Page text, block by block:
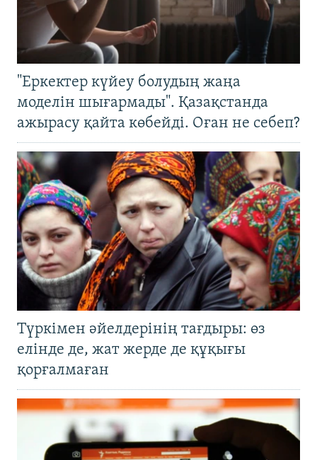
"Еркектер күйеу болудың жаңа
моделін шығармады". Қазақстанда
ажырасу қайта көбейді. Оған не себеп?
Түркімен әйелдерінің тағдыры: өз
елінде де, жат жерде де құқығы
қорғалмаған